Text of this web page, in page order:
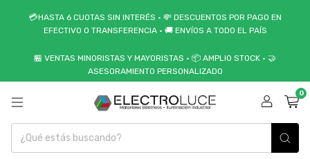
💳HASTA 6 CUOTAS SIN INTERÉS • 💸 DESCUENTOS POR PAGO EN
EFECTIVO O TRANSFERENCIA • 🚚 ENVÍOS A TODO EL PAÍS
🏪 VENTAS MINORISTAS Y MAYORISTAS • 📦 AMPLIO STOCK • 🤝
ASESORAMIENTO PERSONALIZADO
0